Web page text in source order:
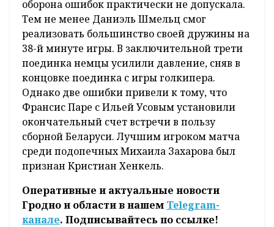
оборона ошибок практически не допускала.
Тем не менее Даниэль Шмельц смог
реализовать большинство своей дружины на
38-й минуте игры. В заключительной трети
поединка немцы усилили давление, сняв в
концовке поединка с игры голкипера.
Однако две ошибки привели к тому, что
Франсис Паре с Ильей Усовым установили
окончательный счет встречи в пользу
сборной Беларуси. Лучшим игроком матча
среди подопечных Михаила Захарова был
признан Кристиан Хенкель.
Оперативные и актуальные новости
Гродно и области в нашем Telegram-
канале. Подписывайтесь по ссылке!